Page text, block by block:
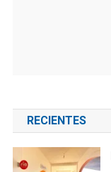
RECIENTES